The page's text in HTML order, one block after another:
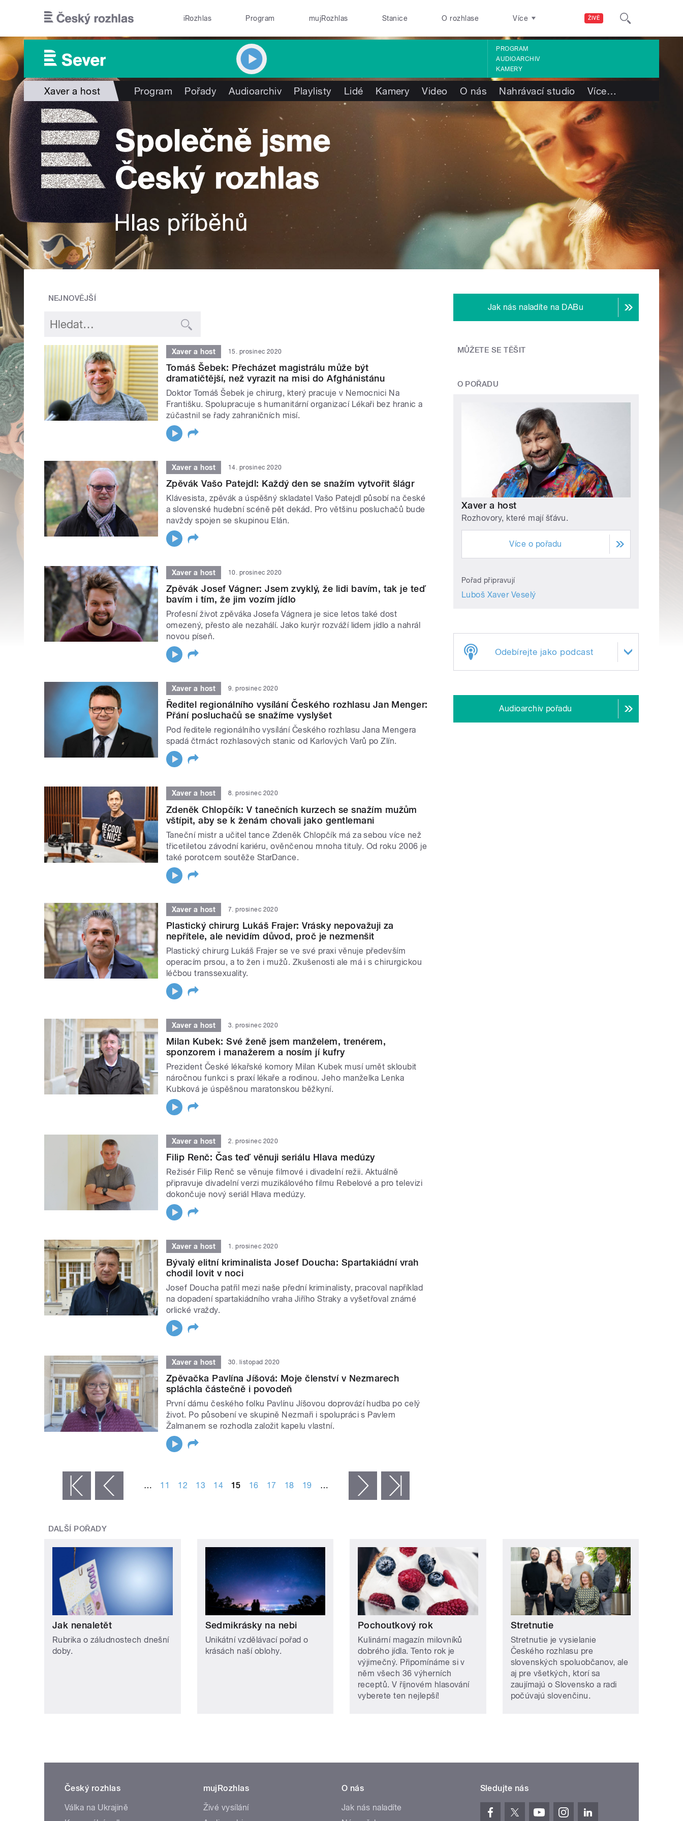
ŽIVĚ
iRozhlas Program mujRozhlas Stanice O rozhlase Více
PROGRAM
AUDIOARCHIV
KAMERY
Xaver a host Program Pořady Audioarchiv Playlisty Lidé Kamery Video O nás Nahrávací studio Více…
NEJNOVĚJŠÍ
Xaver a host 15. prosinec 2020
Tomáš Šebek: Přecházet magistrálu může být
dramatičtější, než vyrazit na misi do Afghánistánu
Doktor Tomáš Šebek je chirurg, který pracuje v Nemocnici Na
Františku. Spolupracuje s humanitární organizací Lékaři bez hranic a
zúčastnil se řady zahraničních misí.
Xaver a host 14. prosinec 2020
Zpěvák Vašo Patejdl: Každý den se snažím vytvořit šlágr
Klávesista, zpěvák a úspěšný skladatel Vašo Patejdl působí na české
a slovenské hudební scéně pět dekád. Pro většinu posluchačů bude
navždy spojen se skupinou Elán.
Xaver a host 10. prosinec 2020
Zpěvák Josef Vágner: Jsem zvyklý, že lidi bavím, tak je teď
bavím i tím, že jim vozím jídlo
Profesní život zpěváka Josefa Vágnera je sice letos také dost
omezený, přesto ale nezahálí. Jako kurýr rozváží lidem jídlo a nahrál
novou píseň.
Xaver a host 9. prosinec 2020
Ředitel regionálního vysílání Českého rozhlasu Jan Menger:
Přání posluchačů se snažíme vyslyšet
Pod ředitele regionálního vysílání Českého rozhlasu Jana Mengera
spadá čtrnáct rozhlasových stanic od Karlových Varů po Zlín.
Xaver a host 8. prosinec 2020
Zdeněk Chlopčík: V tanečních kurzech se snažím mužům
vštípit, aby se k ženám chovali jako gentlemani
Taneční mistr a učitel tance Zdeněk Chlopčík má za sebou více než
třicetiletou závodní kariéru, ověnčenou mnoha tituly. Od roku 2006 je
také porotcem soutěže StarDance.
Xaver a host 7. prosinec 2020
Plastický chirurg Lukáš Frajer: Vrásky nepovažuji za
nepřítele, ale nevidím důvod, proč je nezmenšit
Plastický chirurg Lukáš Frajer se ve své praxi věnuje především
operacím prsou, a to žen i mužů. Zkušenosti ale má i s chirurgickou
léčbou transsexuality.
Xaver a host 3. prosinec 2020
Milan Kubek: Své ženě jsem manželem, trenérem,
sponzorem i manažerem a nosím jí kufry
Prezident České lékařské komory Milan Kubek musí umět skloubit
náročnou funkci s praxí lékaře a rodinou. Jeho manželka Lenka
Kubková je úspěšnou maratonskou běžkyní.
Xaver a host 2. prosinec 2020
Filip Renč: Čas teď věnuji seriálu Hlava medúzy
Režisér Filip Renč se věnuje filmové i divadelní režii. Aktuálně
připravuje divadelní verzi muzikálového filmu Rebelové a pro televizi
dokončuje nový seriál Hlava medúzy.
Xaver a host 1. prosinec 2020
Bývalý elitní kriminalista Josef Doucha: Spartakiádní vrah
chodil lovit v noci
Josef Doucha patřil mezi naše přední kriminalisty, pracoval například
na dopadení spartakiádního vraha Jiřího Straky a vyšetřoval známé
orlické vraždy.
Xaver a host 30. listopad 2020
Zpěvačka Pavlína Jíšová: Moje členství v Nezmarech
spláchla částečně i povodeň
První dámu českého folku Pavlínu Jíšovou doprovází hudba po celý
život. Po působení ve skupině Nezmaři i spolupráci s Pavlem
Žalmanem se rozhodla založit kapelu vlastní.
‹ předchozí … 11 12 13 14 15 16 17 18 19 … následující ›
Jak nás naladíte na DABu
MŮŽETE SE TĚŠIT
O POŘADU
Xaver a host
Rozhovory, které mají šťávu.
Více o pořadu
Pořad připravují
Luboš Xaver Veselý
Odebírejte jako podcast
Audioarchiv pořadu
DALŠÍ POŘADY
Jak nenaletět
Rubrika o záludnostech dnešní
doby.
Sedmikrásky na nebi
Unikátní vzdělávací pořad o
krásách naší oblohy.
Pochoutkový rok
Kulinární magazín milovníků
dobrého jídla. Tento rok je
výjimečný. Připomínáme si v
něm všech 36 výherních
receptů. V říjnovém hlasování
vyberete ten nejlepší!
Stretnutie
Stretnutie je vysielanie
Českého rozhlasu pre
slovenských spoluobčanov, ale
aj pre všetkých, ktorí sa
zaujímajú o Slovensko a radi
počúvajú slovenčinu.
Český rozhlas
Válka na Ukrajině
mujRozhlas
Živé vysílání
O nás
Jak nás naladíte
Sledujte nás